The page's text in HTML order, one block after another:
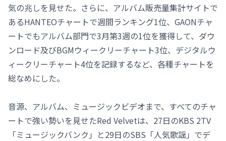
気の兆しを見せた。さらに、アルバム販売量集計サイトで
あるHANTEOチャートで週間ランキング1位、GAONチャ
ートでもアルバム部門で3月第3週の1位を獲得して、ダウ
ンロード及びBGMウィークリーチャート3位、デジタルウ
ィークリーチャート4位を記録するなど、各種チャートを
総なめにした。
音源、アルバム、ミュージックビデオまで、すべてのチャ
ートで強い勢いを見せたRed Velvetは、27日のKBS 2TV
「ミュージックバンク」と29日のSBS「人気歌謡」でデ